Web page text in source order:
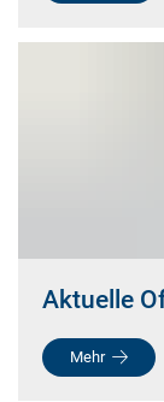
Aktuelle
Mehr